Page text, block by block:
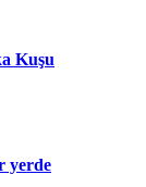
Kuşu
yerde